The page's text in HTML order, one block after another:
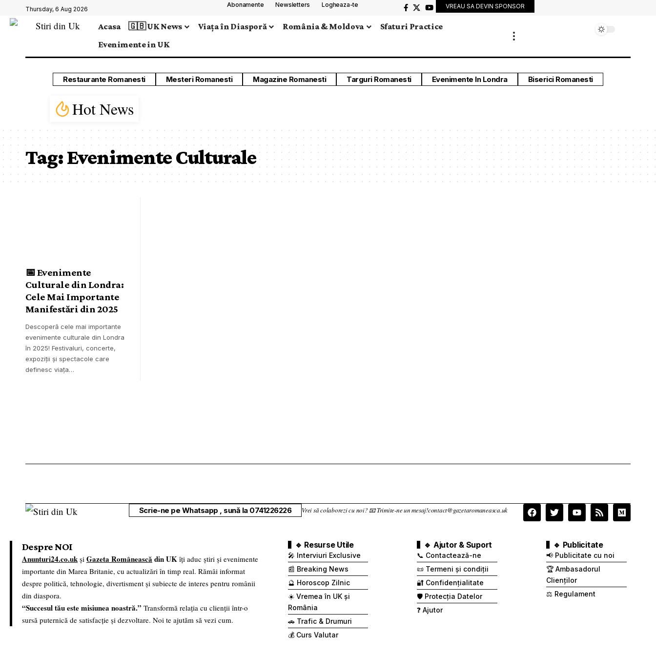
Thursday, 6 Aug 2026
Abonamente Newsletters Logheaza-te VREAU SA DEVIN SPONSOR
Acasa 🇬🇧 UK News Viața în Diasporă România & Moldova
Sfaturi Practice
Evenimente in UK
Biserici Romanesti
Evenimente In Londra
Targuri Romanesti
Magazine Romanesti
Mesteri Romanesti
Restaurante Romanesti
Hot News
Tag:Evenimente Culturale
📅 Evenimente
Culturale din Londra:
Cele Mai Importante
Manifestări din 2025
Descoperă cele mai importante
evenimente culturale din Londra
în 2025! Festivaluri, concerte,
expoziții și spectacole care
definesc viața…
Scrie-ne pe Whatsapp , sună la 0741226226 Vrei să colaborezi cu noi? 📧 Trimite-ne un mesaj!contact@gazetaromaneasca.uk
Despre NOI
Anunturi24.co.uk și Gazeta Românească din UK îți aduc știri și evenimente
importante din Marea Britanie, cu actualizări în timp real. Rămâi informat
despre politică, tehnologie, divertisment și subiecte de interes pentru românii
din diaspora.
“Succesul tău este misiunea noastră.” Transformă relația cu clienții într-o
sursă puternică de satisfacție și dezvoltare. Noi te ajutăm să vezi cum.
🔹 Resurse Utile
🎤 Interviuri Exclusive
📰 Breaking News
🔮 Horoscop Zilnic
☀️ Vremea în UK și
România
🚗 Trafic & Drumuri
💰 Curs Valutar
🔹 Ajutor & Suport
📞 Contactează-ne
📜 Termeni și condiții
🔐 Confidențialitate
🛡️ Protecția Datelor
❓ Ajutor
🔹 Publicitate
📢 Publicitate cu noi
🏆 Ambasadorul
Clienților
⚖️ Regulament